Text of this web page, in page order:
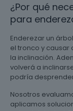
¿Por qué
para
Enderezar un
el tronco y
la inclinación.
volverá a
podría
Nosotros
aplicamos